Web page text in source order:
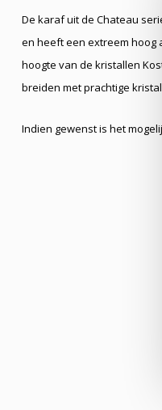
De karaf uit de Chateau
en heeft een extreem hoog
hoogte van de kristallen
breiden met prachtige
Indien gewenst is het